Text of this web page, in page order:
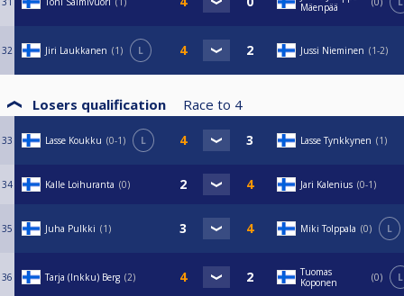
Mäenpää
32 Jiri Laukkanen 1 L Jussi Nieminen 1-2
Losers qualification Race to 4
33 Lasse Koukku 0-1 L Lasse Tynkkynen 1
34 Kalle Loihuranta 0 Jari Kalenius 0-1
35 Juha Pulkki 1 Miki Tolppala 0 L
36 Tarja (Inkku) Berg 2
Tuomas
Koponen
0 L